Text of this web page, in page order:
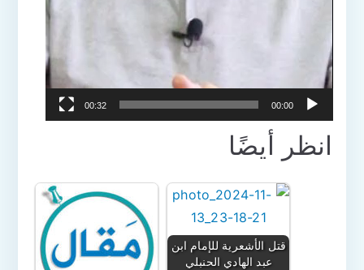
00:00
00:32
انظر أيضًا
قتل الأشعرية للإمام ابن
عبد الهادي الحنبلي